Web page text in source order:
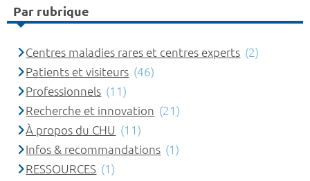
Par rubrique
Centres maladies rares et centres experts (2)
Patients et visiteurs (46)
Professionnels (11)
Recherche et innovation (21)
À propos du CHU (11)
Infos & recommandations (1)
RESSOURCES (1)